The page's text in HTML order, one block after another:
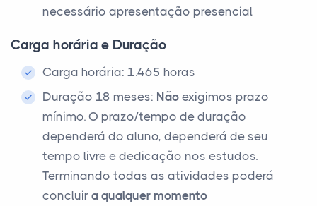
necessário apresentação presencial
Carga horária e Duração
Carga horária: 1.465 horas
Duração 18 meses: Não exigimos prazo
mínimo. O prazo/tempo de duração
dependerá do aluno, dependerá de seu
tempo livre e dedicação nos estudos.
Terminando todas as atividades poderá
concluir a qualquer momento